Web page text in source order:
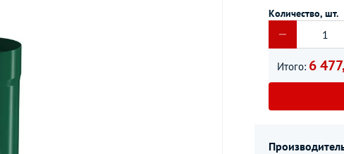
Количество, шт.
Итого: 6